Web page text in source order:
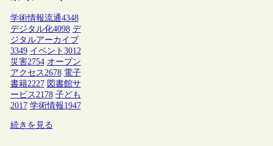
学術情報流通4348
デジタル化4098 デ
ジタルアーカイブ
3349 イベント 3012
災害2754 オープン
アクセス2678 電子
書籍2227 図書館サ
ービス2178 子ども
2017 学術情報1947
続きを見る